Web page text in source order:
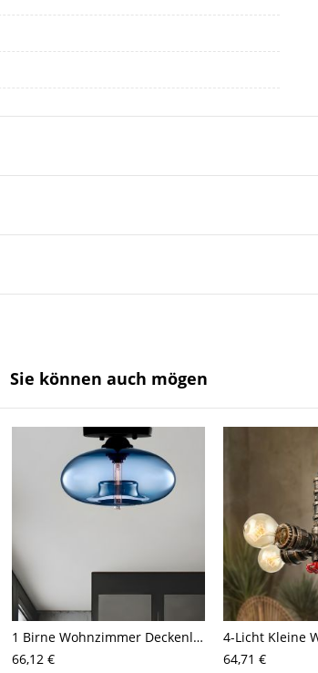
Sie können auch mögen
1 Birne Wohnzimmer Deckenleuchte Zeitgenössische Schwarze Deckenmontierte Vorrichtung mit Ovaler Bernstein/Kaffee/Himmelblauer Glasschirm
66,12 €
64,71 €